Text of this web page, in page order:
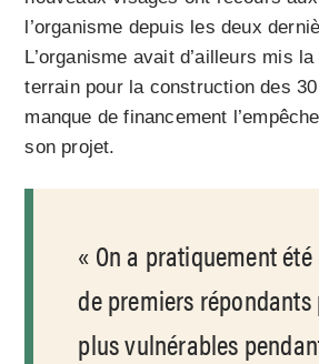
l’organisme depuis les deux
L’organisme avait d’ailleurs mis
terrain pour la construction des
manque de financement
son projet.
On a pratiquement
de premiers
plus vulnérables